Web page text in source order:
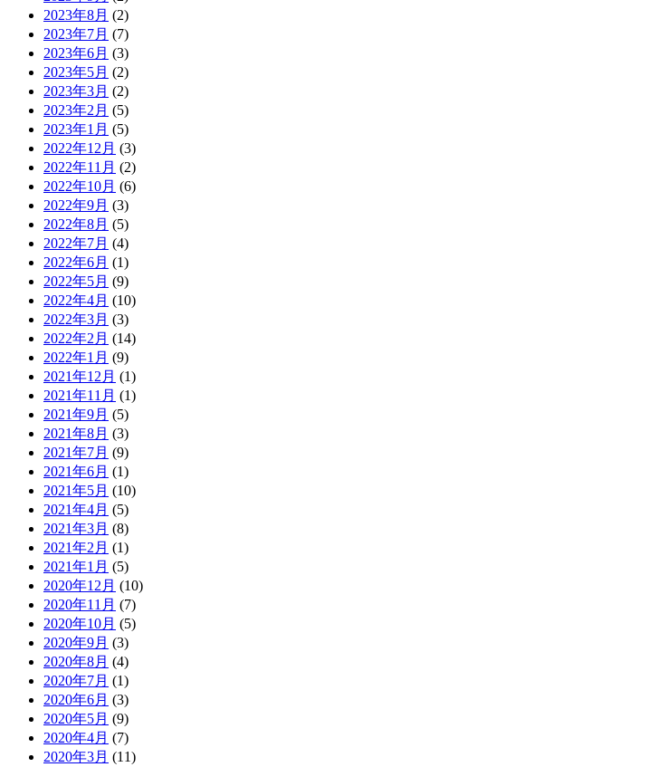
2023年8月 (2)
2023年7月 (7)
2023年6月 (3)
2023年5月 (2)
2023年3月 (2)
2023年2月 (5)
2023年1月 (5)
2022年12月 (3)
2022年11月 (2)
2022年10月 (6)
2022年9月 (3)
2022年8月 (5)
2022年7月 (4)
2022年6月 (1)
2022年5月 (9)
2022年4月 (10)
2022年3月 (3)
2022年2月 (14)
2022年1月 (9)
2021年12月 (1)
2021年11月 (1)
2021年9月 (5)
2021年8月 (3)
2021年7月 (9)
2021年6月 (1)
2021年5月 (10)
2021年4月 (5)
2021年3月 (8)
2021年2月 (1)
2021年1月 (5)
2020年12月 (10)
2020年11月 (7)
2020年10月 (5)
2020年9月 (3)
2020年8月 (4)
2020年7月 (1)
2020年6月 (3)
2020年5月 (9)
2020年4月 (7)
2020年3月 (11)